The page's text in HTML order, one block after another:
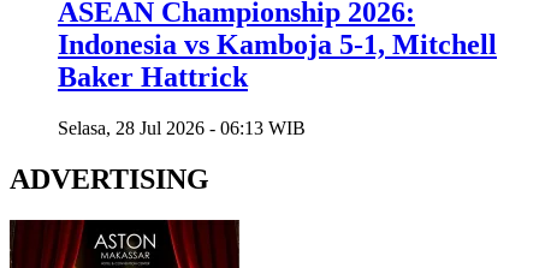
ASEAN Championship 2026:
Indonesia vs Kamboja 5-1, Mitchell
Baker Hattrick
Selasa, 28 Jul 2026 - 06:13 WIB
ADVERTISING